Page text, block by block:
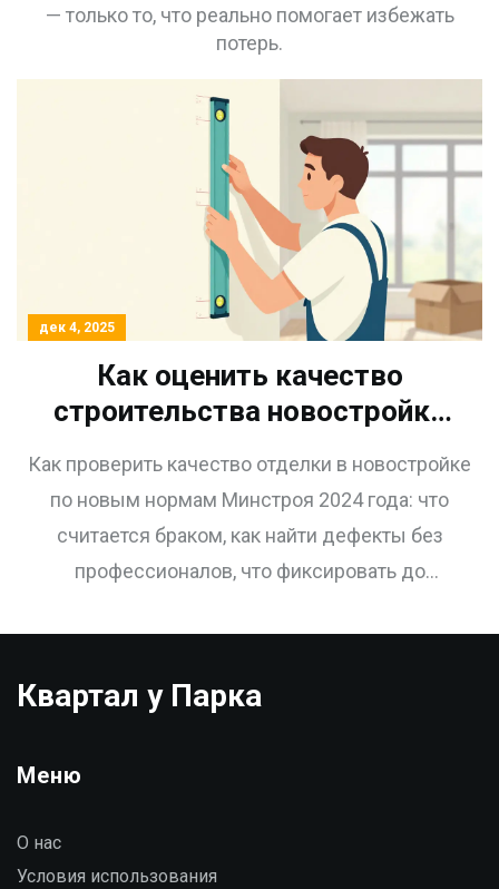
— только то, что реально помогает избежать
потерь.
дек 4, 2025
Как оценить качество
строительства новостройки
проверка по новым нормам
2025 года
Как проверить качество отделки в новостройке
по новым нормам Минстроя 2024 года: что
считается браком, как найти дефекты без
профессионалов, что фиксировать до
Квартал у Парка
Меню
О нас
Условия использования